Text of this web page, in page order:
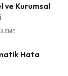
ve Kurumsal
Hata